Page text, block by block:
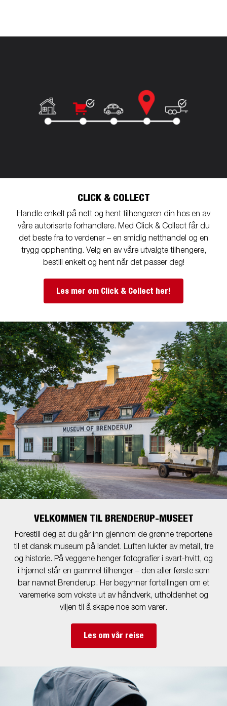
CLICK & COLLECT
Handle enkelt på nett og hent tilhengeren din hos en av
våre autoriserte forhandlere. Med Click & Collect får du
det beste fra to verdener – en smidig netthandel og en
trygg opphenting. Velg en av våre utvalgte tilhengere,
bestill enkelt og hent når det passer deg!
Les mer om Click & Collect her!
VELKOMMEN TIL BRENDERUP-MUSEET
Forestill deg at du går inn gjennom de grønne treportene
til et dansk museum på landet. Luften lukter av metall, tre
og historie. På veggene henger fotografier i svart-hvitt, og
i hjørnet står en gammel tilhenger – den aller første som
bar navnet Brenderup. Her begynner fortellingen om et
varemerke som vokste ut av håndverk, utholdenhet og
viljen til å skape noe som varer.
Les om vår reise